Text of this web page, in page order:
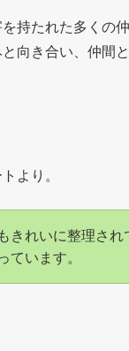
持たれた多くの
向き合い、仲間
より。
きれいに整理さ
ています。